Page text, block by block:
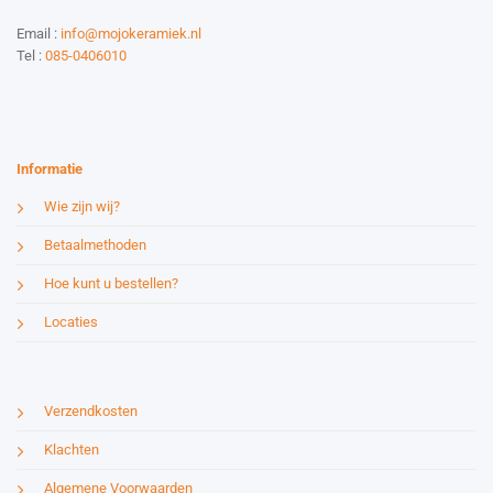
Email : info@mojokeramiek.nl
Tel : 085-0406010
Informatie
Wie zijn wij?
Betaalmethoden
Hoe kunt u bestellen?
Locaties
Verzendkosten
Klachten
Algemene Voorwaarden